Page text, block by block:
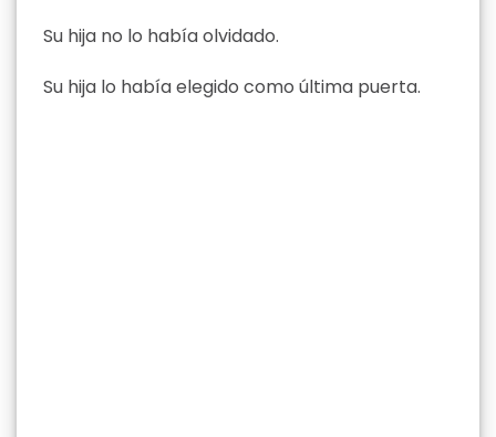
Su hija no lo había olvidado.
Su hija lo había elegido como última puerta.